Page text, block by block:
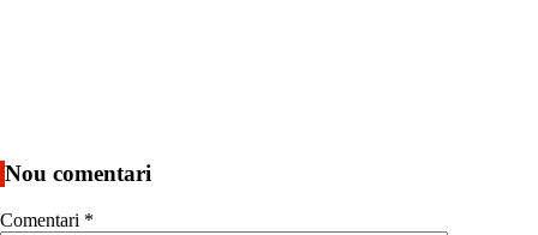
Nou comentari
Comentari *